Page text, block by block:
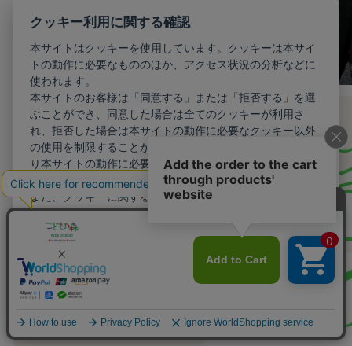
クッキー利用に関する確認
本サイトはクッキーを使用しています。クッキーは本サイ
トの動作に必要なもののほか、アクセス状況の分析などに
使われます。
本サイトのお客様は「同意する」または「拒否する」を選
ぶことができ、同意した場合は全てのクッキーが利用さ
れ、拒否した場合は本サイトの動作に必要なクッキー以外
の使用を制限することができます。お客様が同意しない限
り本サイトの動作に必要最小限のクッキー以外が利用され
ることはありません。
また、クッキーに関する設定を詳細に行いたい場合はこち
らから行えます。詳細設定